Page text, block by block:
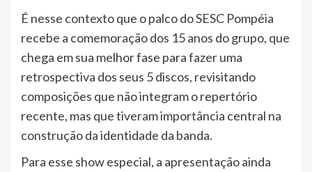
É nesse contexto que o palco do SESC Pompéia
recebe a comemoração dos 15 anos do grupo, que
chega em sua melhor fase para fazer uma
retrospectiva dos seus 5 discos, revisitando
composições que não integram o repertório
recente, mas que tiveram importância central na
construção da identidade da banda.
Para esse show especial, a apresentação ainda